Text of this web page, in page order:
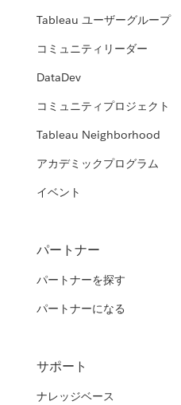
Tableau ユーザーグループ
コミュニティリーダー
DataDev
コミュニティプロジェクト
Tableau Neighborhood
アカデミックプログラム
イベント
パートナー
パートナーを探す
パートナーになる
サポート
ナレッジベース